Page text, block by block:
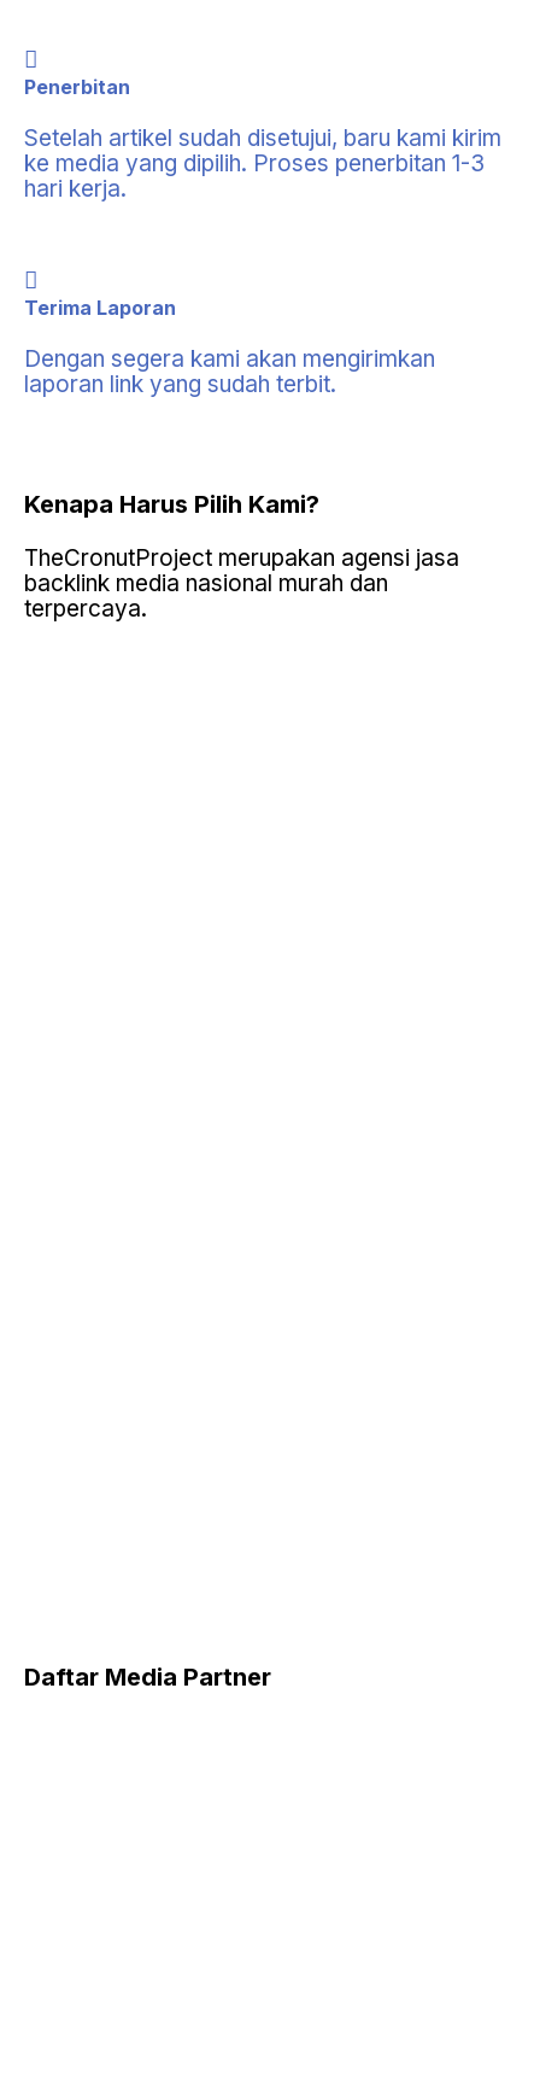
Penerbitan
Setelah artikel sudah disetujui, baru kami kirim
ke media yang dipilih. Proses penerbitan 1-3
hari kerja.
Terima Laporan
Dengan segera kami akan mengirimkan
laporan link yang sudah terbit.
Kenapa Harus Pilih Kami?
TheCronutProject merupakan agensi jasa
backlink media nasional murah dan
terpercaya.
Daftar Media Partner